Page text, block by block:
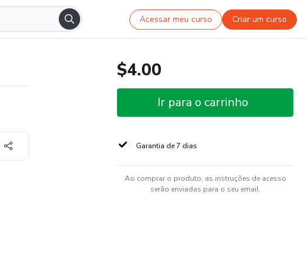
Acessar meu curso Criar um curso
$4.00
Ir para o carrinho
Garantia de 7 dias
Ao comprar o produto, as instruções de acesso
serão enviadas para o seu email.